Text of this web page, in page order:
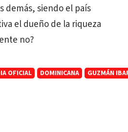
demás, siendo el país
el dueño de la riqueza
no?
OFICIAL DOMINICANA GUZMÁN